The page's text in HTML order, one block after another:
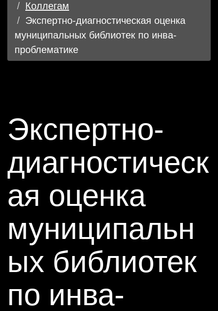
Коллегам
Экспертно-диагностическая оценка
муниципальных библиотек по инва-
проблематике
Экспертно-
диагностическ
ая оценка
муниципальн
ых библиотек
по инва-